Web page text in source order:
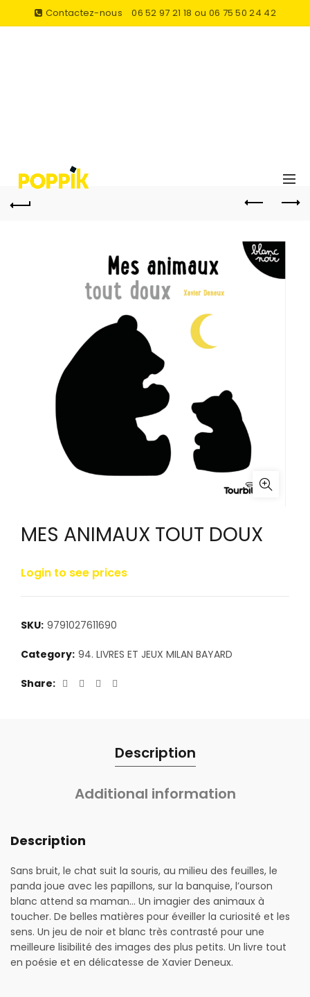
Contactez-nous 06 52 97 21 18 ou 06 75 50 24 42
MES ANIMAUX TOUT DOUX
Login to see prices
SKU: 9791027611690
Category: 94. LIVRES ET JEUX MILAN BAYARD
Share
Description
Additional information
Description
Sans bruit, le chat suit la souris, au milieu des feuilles, le
panda joue avec les papillons, sur la banquise, l’ourson
blanc attend sa maman… Un imagier des animaux à
toucher. De belles matières pour éveiller la curiosité et les
sens. Un jeu de noir et blanc très contrasté pour une
meilleure lisibilité des images des plus petits. Un livre tout
en poésie et en délicatesse de Xavier Deneux.